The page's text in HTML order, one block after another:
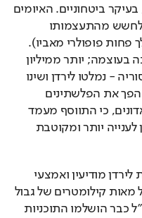
ירדן זקוקה לישראל בשלל תחומים, בעיקר ביטחוניים. האיומים
עליה חיצוניים (מדאעש ואיראן ועד לחשש מהתעצמותו
המחודשת של אסד) ופנימיים (המלך פחות פופולרי מאביו).
לכך מצטרף משבר הפליטות, שהיכה בעוצמה; יותר ממיליון
פליטים - שיעים מעיראק וסונים מסוריה - נמלטו לירדן ושינו
את כלכלתה ואת פני רחובותיה. זה הפך את הפלשתינים
הירדנים, שהיו המעמד התחתון, לאדונים, כי התווסף מעמד
שלם מתחתם; אבל זה הפך את ירדן לענייה יותר ומקוטבת
ישראל, כך לפי פרסומים זרים, נותנת לירדן מודיעין ואמצעי
לחימה. ירדן נותנת שקט ביטחוני על מאות קילומטרים של גבול
משותף - לא דבר של מה בכך. בצה"ל כבר הושלמו התוכניות